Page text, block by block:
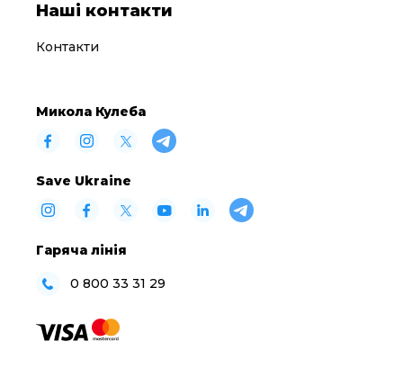
Наші контакти
Контакти
Микола Кулеба
Save Ukraine
Гаряча лінія
0 800 33 31 29